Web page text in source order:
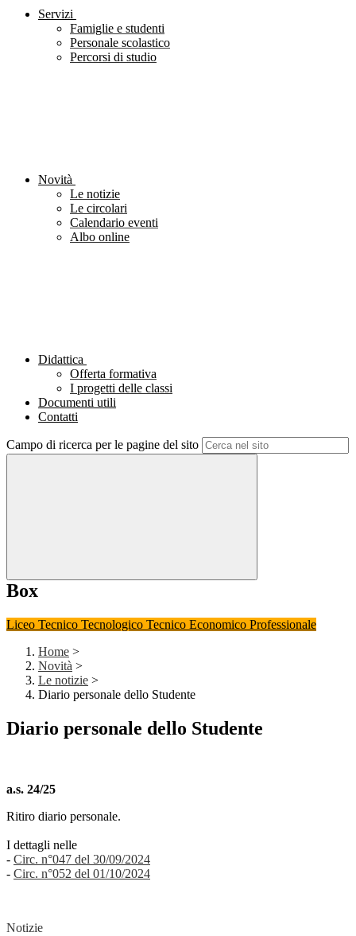
Servizi
Famiglie e studenti
Personale scolastico
Percorsi di studio
Novità
Le notizie
Le circolari
Calendario eventi
Albo online
Didattica
Offerta formativa
I progetti delle classi
Documenti utili
Contatti
Campo di ricerca per le pagine del sito
Box
Liceo Tecnico Tecnologico Tecnico Economico Professionale
Home >
Novità >
Le notizie >
Diario personale dello Studente
Diario personale dello Studente
a.s. 24/25
Ritiro diario personale.
I dettagli nelle
- Circ. n°047 del 30/09/2024
- Circ. n°052 del 01/10/2024
Notizie